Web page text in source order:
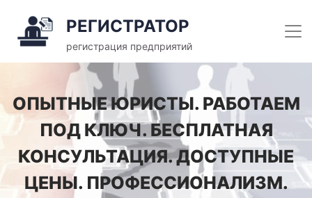
РЕГИСТРАТОР
регистрация предприятий
ОПЫТНЫЕ ЮРИСТЫ. РАБОТАЕМ
ПОД КЛЮЧ. БЕСПЛАТНАЯ
КОНСУЛЬТАЦИЯ. ДОСТУПНЫЕ
ЦЕНЫ. ПРОФЕССИОНАЛИЗМ.